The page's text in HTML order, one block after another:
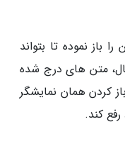
باز نموده تا بتواند
متن های درج شده
کردن همان نمایشگر
کند.